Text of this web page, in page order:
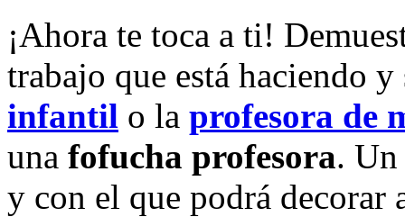
¡Ahora te toca a ti!
trabajo que está haciendo
infantil o la profesora de
una fofucha profesora.
y con el que podrá decorar